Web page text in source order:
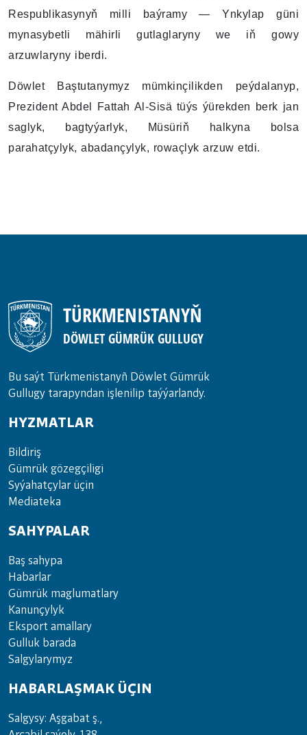
Respublikasynyň milli baýramy — Ynkylap güni
mynasybetli mähirli gutlaglaryny we iň gowy
arzuwlaryny iberdi.
Döwlet Baştutanymyz mümkinçilikden peýdalanyp,
Prezident Abdel Fattah Al-Sisä tüýs ýürekden berk jan
saglyk, bagtyýarlyk, Müsüriň halkyna bolsa
parahatçylyk, abadançylyk, rowaçlyk arzuw etdi.
TÜRKMENISTANYŇ
DÖWLET GÜMRÜK GULLUGY
Bu saýt Türkmenistanyñ Döwlet Gümrük
Gullugy tarapyndan işlenilip taýýarlandy.
HYZMATLAR
Bil­di­riş
Güm­rük gö­zeg­çi­li­gi
Sy­ýa­hat­çy­lar ü­çin
Media­teka
SAHYPALAR
Baş sahypa
Habarlar
Gümrük maglumatlary
Kanunçylyk
Eksport amallary
Gulluk barada
Salgylarymyz
HABARLAŞMAK ÜÇIN
Salgysy: Aşgabat ş.,